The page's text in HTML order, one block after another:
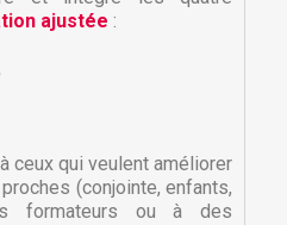
ajustée :
ceux qui veulent améliorer
(conjointe, enfants,
formateurs ou à des